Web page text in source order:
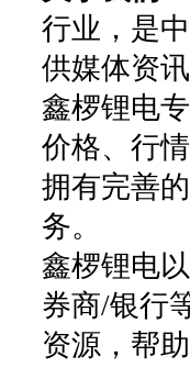
行业，是
供媒体资
鑫椤锂电
价格、行
拥有完善
务。
鑫椤锂电
券商/银行
资源，帮